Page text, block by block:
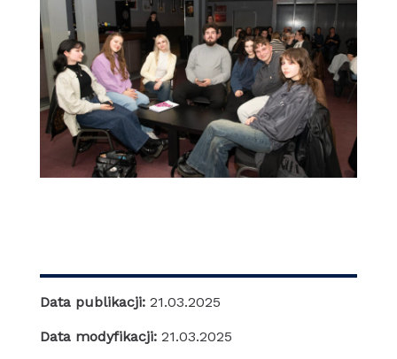
Data publikacji: 21.03.2025
Data modyfikacji: 21.03.2025